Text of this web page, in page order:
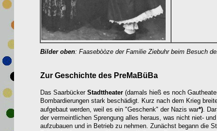
Bilder oben: Faasebòòze der Familie Ziebuhr beim Besuch
Zur Geschichte des PreMaBüBa
Das Saarbücker Stadttheater(damals hieß es noch
Bombardierungen stark beschädigt. Kurz nach dem Krieg
aufgebaut werden, weil es ein "Geschenk" der Nazis war*).
der vermeintlichen Sprengung alles heraus, was nicht niet-
aufzubauen und in Betrieb zu nehmen. Zunächst begann die